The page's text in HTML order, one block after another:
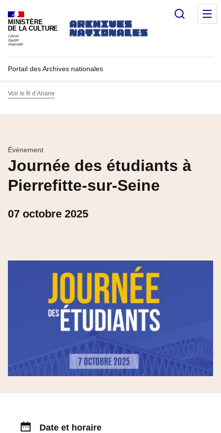
MINISTÈRE
DE LA CULTURE
Portail des Archives nationales
Voir le fil d’Ariane
Évènement
Journée des étudiants à
Pierrefitte-sur-Seine
07 octobre 2025
Date et horaire